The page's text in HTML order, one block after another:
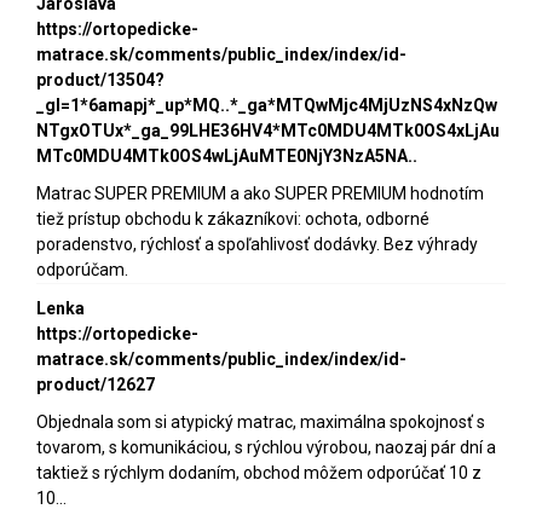
https://ortopedicke-
matrace.sk/comments/public_index/index/id-
product/13504?
_gl=1*6amapj*_up*MQ..*_ga*MTQwMjc4MjUzNS4xNzQw
NTgxOTUx*_ga_99LHE36HV4*MTc0MDU4MTk0OS4xLjAu
MTc0MDU4MTk0OS4wLjAuMTE0NjY3NzA5NA..
Matrac SUPER PREMIUM a ako SUPER PREMIUM hodnotím
tiež prístup obchodu k zákazníkovi: ochota, odborné
poradenstvo, rýchlosť a spoľahlivosť dodávky. Bez výhrady
odporúčam.
Lenka
https://ortopedicke-
matrace.sk/comments/public_index/index/id-
product/12627
Objednala som si atypický matrac, maximálna spokojnosť s
tovarom, s komunikáciou, s rýchlou výrobou, naozaj pár dní a
taktiež s rýchlym dodaním, obchod môžem odporúčať 10 z
10...